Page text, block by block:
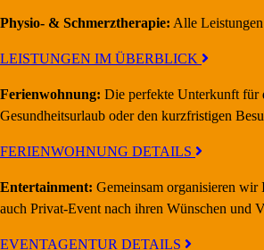
Physio- & Schmerztherapie: Alle
LEISTUNGEN IM ÜBERBLICK
Ferienwohnung: Die perfekte Unterkunft für
Gesundheitsurlaub oder den kurzfristigen
FERIENWOHNUNG DETAILS
Entertainment: Gemeinsam organisieren
auch Privat-Event nach ihren Wünschen und
EVENTAGENTUR DETAILS